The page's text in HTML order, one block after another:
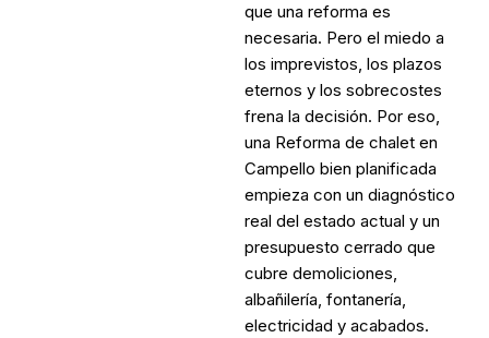
que una reforma es
necesaria. Pero el miedo a
los imprevistos, los plazos
eternos y los sobrecostes
frena la decisión. Por eso,
una Reforma de chalet en
Campello bien planificada
empieza con un diagnóstico
real del estado actual y un
presupuesto cerrado que
cubre demoliciones,
albañilería, fontanería,
electricidad y acabados.